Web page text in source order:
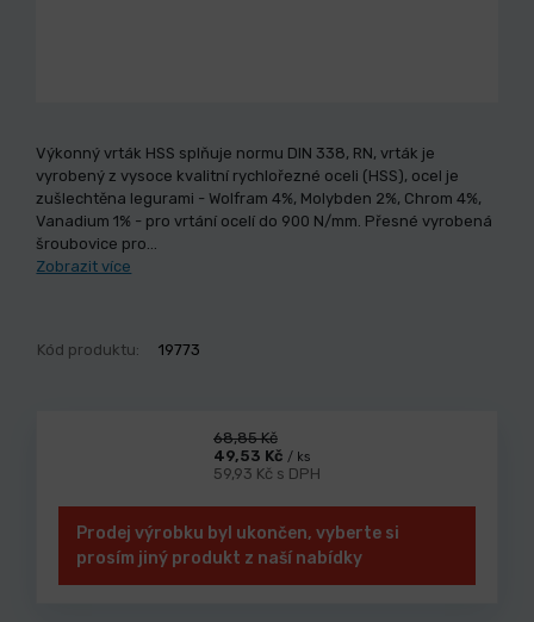
Výkonný vrták HSS splňuje normu DIN 338, RN, vrták je
vyrobený z vysoce kvalitní rychlořezné oceli (HSS), ocel je
zušlechtěna legurami - Wolfram 4%, Molybden 2%, Chrom 4%,
Vanadium 1% - pro vrtání ocelí do 900 N/mm. Přesné vyrobená
šroubovice pro…
Zobrazit více
Kód produktu: 19773
68,85 Kč
49,53 Kč / ks
59,93 Kč s DPH
Prodej výrobku byl ukončen, vyberte si
prosím jiný produkt z naší nabídky